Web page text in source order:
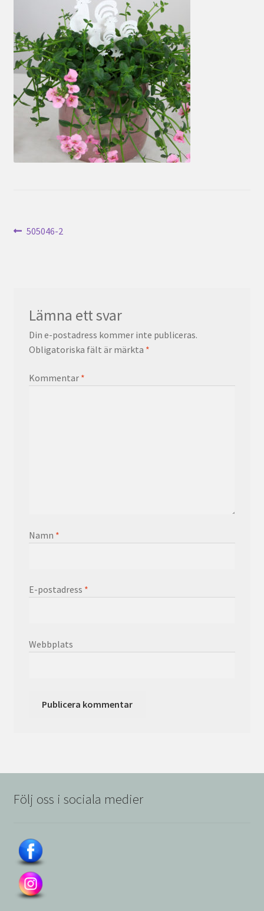
Inläggsnavigering
Föregående
505046-2
Lämna ett svar
Din e-postadress kommer inte publiceras.
Obligatoriska fält är märkta *
Kommentar *
Namn *
E-postadress *
Webbplats
Följ oss i sociala medier